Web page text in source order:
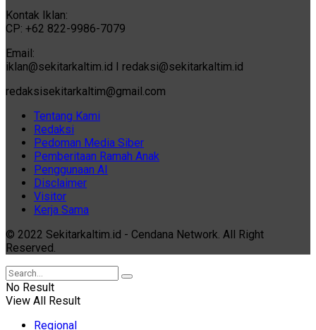
Kontak Iklan:
CP: +62 822-9986-7079
Email:
iklan@sekitarkaltim.id I redaksi@sekitarkaltim.id
redaksisekitarkaltim@gmail.com
Tentang Kami
Redaksi
Pedoman Media Siber
Pemberitaan Ramah Anak
Penggunaan AI
Disclaimer
Visitor
Kerja Sama
© 2022 Sekitarkaltim.id - Cendana Network. All Right
Reserved.
No Result
View All Result
Regional